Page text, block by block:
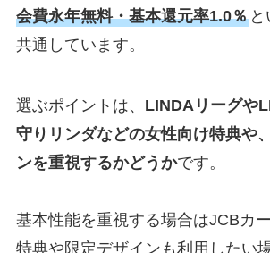
会費永年無料・基本還元率1.0％と
共通しています。
選ぶポイントは、 LINDAリーグや
守りリンダなどの女性向け特典や
ンを重視するかどうかです。
基本性能を重視する場合はJCBカ
特典や限定デザインも利用したい